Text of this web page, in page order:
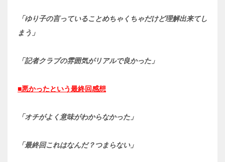
「ゆり子の言っていることめちゃくちゃだけど理解出来てし
まう」
「記者クラブの雰囲気がリアルで良かった」
■悪かったという最終回感想
「オチがよく意味がわからなかった」
「最終回これはなんだ？つまらない」